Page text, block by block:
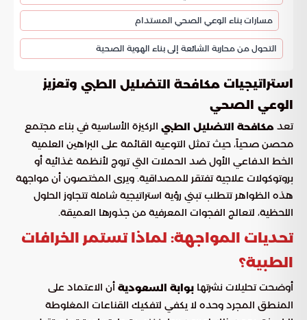
مسارات بناء الوعي الصحي المستدام
التحول من محاربة الشائعة إلى بناء الهوية الصحية
استراتيجيات مكافحة التضليل الطبي وتعزيز
الوعي الصحي
تعد مكافحة التضليل الطبي الركيزة الأساسية في بناء مجتمع
محصن صحياً، حيث تمثل التوعية القائمة على البراهين العلمية
الخط الدفاعي الأول ضد الحملات التي تروج لأنظمة غذائية أو
بروتوكولات علاجية تفتقر للمصداقية. ويرى المختصون أن مواجهة
هذه الظواهر تتطلب تبني رؤية استراتيجية شاملة تتجاوز الحلول
اللحظية، لتعالج الفجوات المعرفية من جذورها العميقة.
تحديات المواجهة: لماذا تستمر الخرافات
الطبية؟
أوضحت تحليلات نشرتها بوابة السعودية أن الاعتماد على
المنطق المجرد وحده لا يكفي لتفكيك القناعات المغلوطة